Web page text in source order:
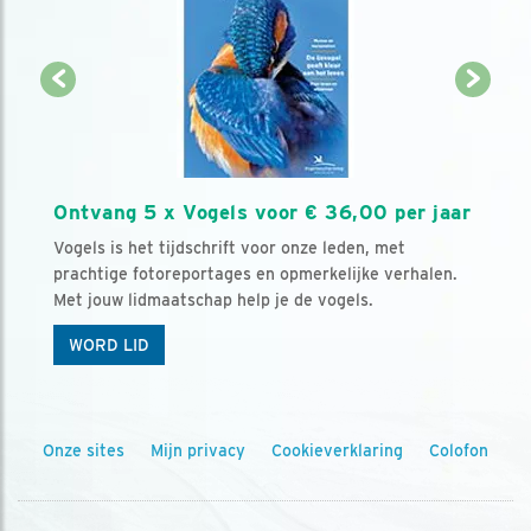
Ontvang 5 x Vogels voor € 36,00 per jaar
Vogels is het tijdschrift voor onze leden, met
prachtige fotoreportages en opmerkelijke verhalen.
Met jouw lidmaatschap help je de vogels.
WORD LID
Onze sites Mijn privacy Cookieverklaring Colofon